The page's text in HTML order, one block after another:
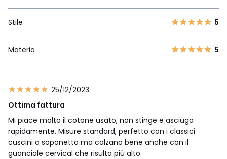
Stile 5
Materia 5
25/12/2023
Ottima fattura
Mi piace molto il cotone usato, non stinge e asciuga
rapidamente. Misure standard, perfetto con i classici
cuscini a saponetta ma calzano bene anche con il
guanciale cervical che risulta più alto.